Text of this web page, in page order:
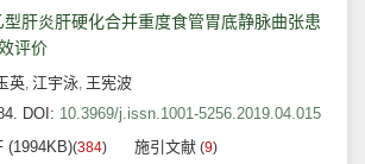
肝炎肝硬化合并重度食管胃底静脉曲张患
评价
英, 江宇泳, 王宪波
DOI: 10.3969/j.issn.1001-5256.2019.04.015
(1994KB)(384) 施引文献 (9)